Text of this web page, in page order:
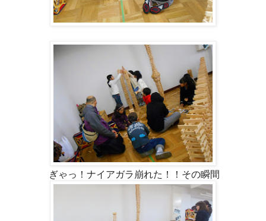
ぎゃっ！ナイアガラ崩れた！！その瞬間